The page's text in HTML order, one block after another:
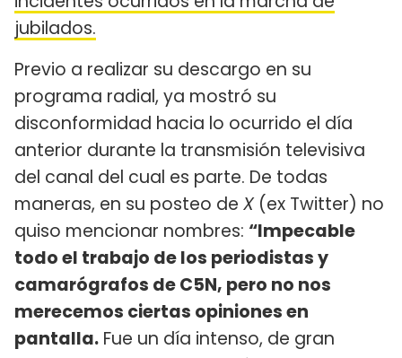
jubilados.
Previo a realizar su descargo en su
programa radial, ya mostró su
disconformidad hacia lo ocurrido el día
anterior durante la transmisión televisiva
del canal del cual es parte. De todas
maneras, en su posteo de X(ex Twitter) no
quiso mencionar nombres: “Impecable
todo el trabajo de los periodistas y
camarógrafos de C5N, pero no nos
merecemos ciertas opiniones en
pantalla. Fue un día intenso, de gran